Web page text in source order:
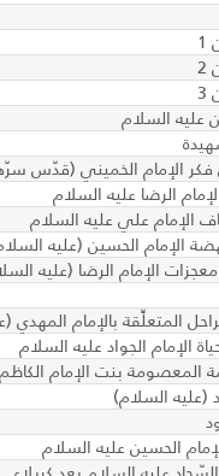
عليه السلام
الإمام الخميني (قدّس
الرضا عليه السلام
الإمام علي عليه السلام
الإمام الحسين (عليه
الإمام الرضا (عليه
المتعلِّقة بالإمام المهدي
الإمام الجواد عليه السلام
المعصومة بنت الإمام
(عليه السلام)
الحسين عليه السلام